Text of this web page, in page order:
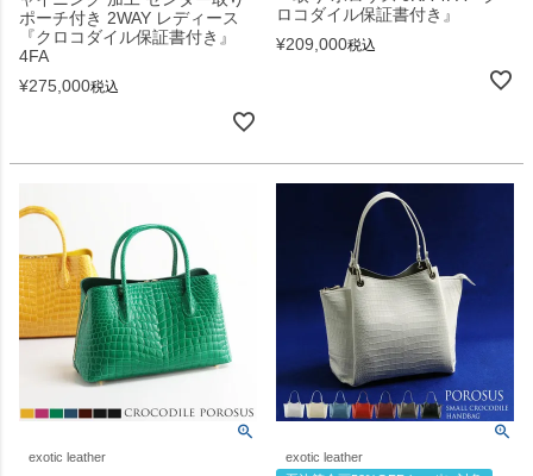
ポーチ付き 2WAY レディース
『クロコダイル保証書付き』
4FA
¥275,000税込
ロコダイル保証書付き』
¥209,000税込
exotic leather
exotic leather